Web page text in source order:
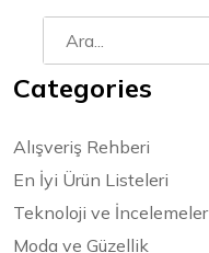
Categories
Alışveriş Rehberi
En İyi Ürün Listeleri
Teknoloji ve İncelemeler
Moda ve Güzellik